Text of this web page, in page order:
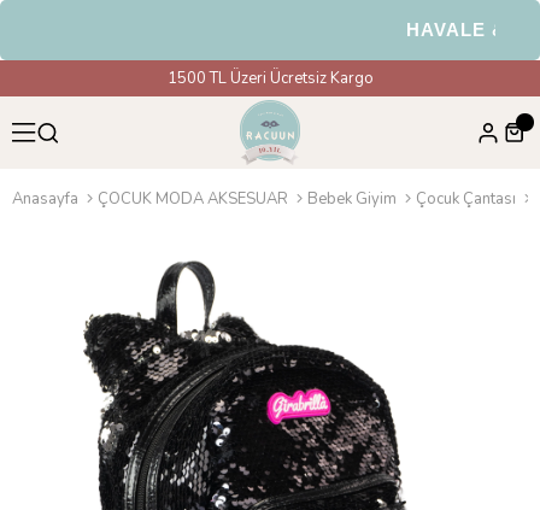
HAVALE &
1500 TL Üzeri Ücretsiz Kargo
Anasayfa ÇOCUK MODA AKSESUAR Bebek Giyim Çocuk Çantası